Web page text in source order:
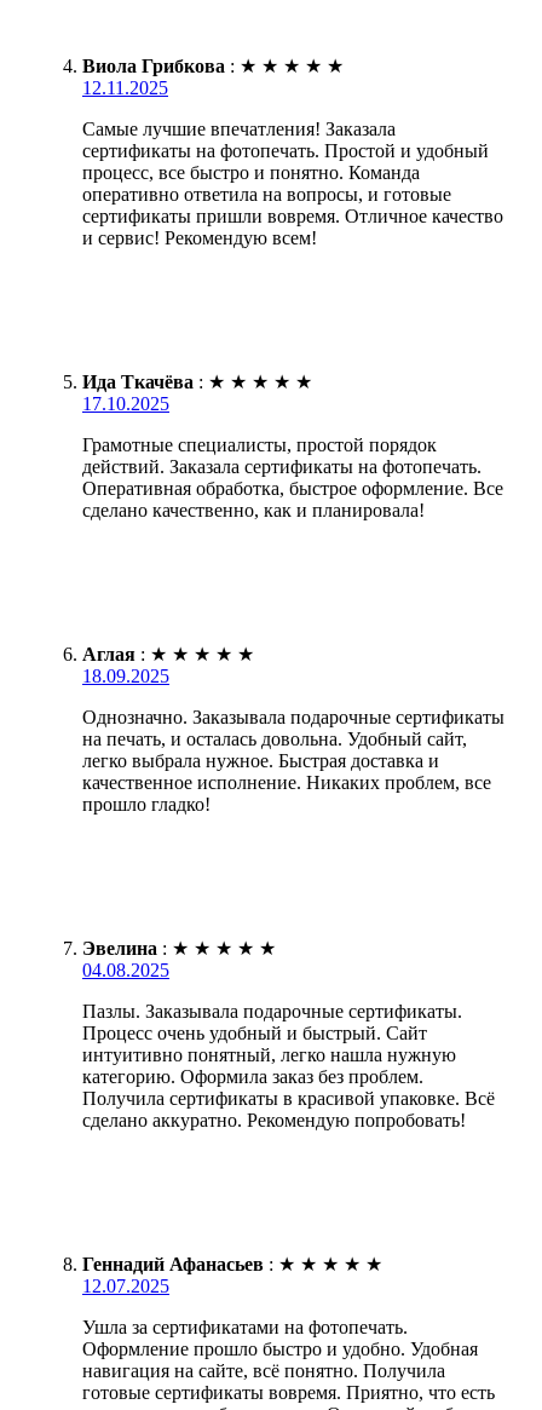
Виола Грибкова : ★ ★ ★ ★ ★
12.11.2025
Самые лучшие впечатления! Заказала
сертификаты на фотопечать. Простой и удобный
процесс, все быстро и понятно. Команда
оперативно ответила на вопросы, и готовые
сертификаты пришли вовремя. Отличное качество
и сервис! Рекомендую всем!
Ида Ткачёва : ★ ★ ★ ★ ★
17.10.2025
Грамотные специалисты, простой порядок
действий. Заказала сертификаты на фотопечать.
Оперативная обработка, быстрое оформление. Все
сделано качественно, как и планировала!
Аглая : ★ ★ ★ ★ ★
18.09.2025
Однозначно. Заказывала подарочные сертификаты
на печать, и осталась довольна. Удобный сайт,
легко выбрала нужное. Быстрая доставка и
качественное исполнение. Никаких проблем, все
прошло гладко!
Эвелина : ★ ★ ★ ★ ★
04.08.2025
Пазлы. Заказывала подарочные сертификаты.
Процесс очень удобный и быстрый. Сайт
интуитивно понятный, легко нашла нужную
категорию. Оформила заказ без проблем.
Получила сертификаты в красивой упаковке. Всё
сделано аккуратно. Рекомендую попробовать!
Геннадий Афанасьев : ★ ★ ★ ★ ★
12.07.2025
Ушла за сертификатами на фотопечать.
Оформление прошло быстро и удобно. Удобная
навигация на сайте, всё понятно. Получила
готовые сертификаты вовремя. Приятно, что есть